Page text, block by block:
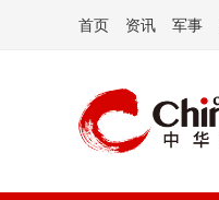
首页 资讯 军事